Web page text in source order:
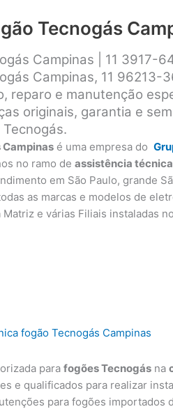
Tecnogás
Campinas | 11 3917-
Campinas, 11 96213-
reparo e manutenção
originais, garantia e
é uma empresa do
no ramo deassistência
em São Paulo, grande
as marcas e modelos de
e várias Filiais instaladas
parafogões Tecnogás na
e qualificados para realizar
para fogões importados